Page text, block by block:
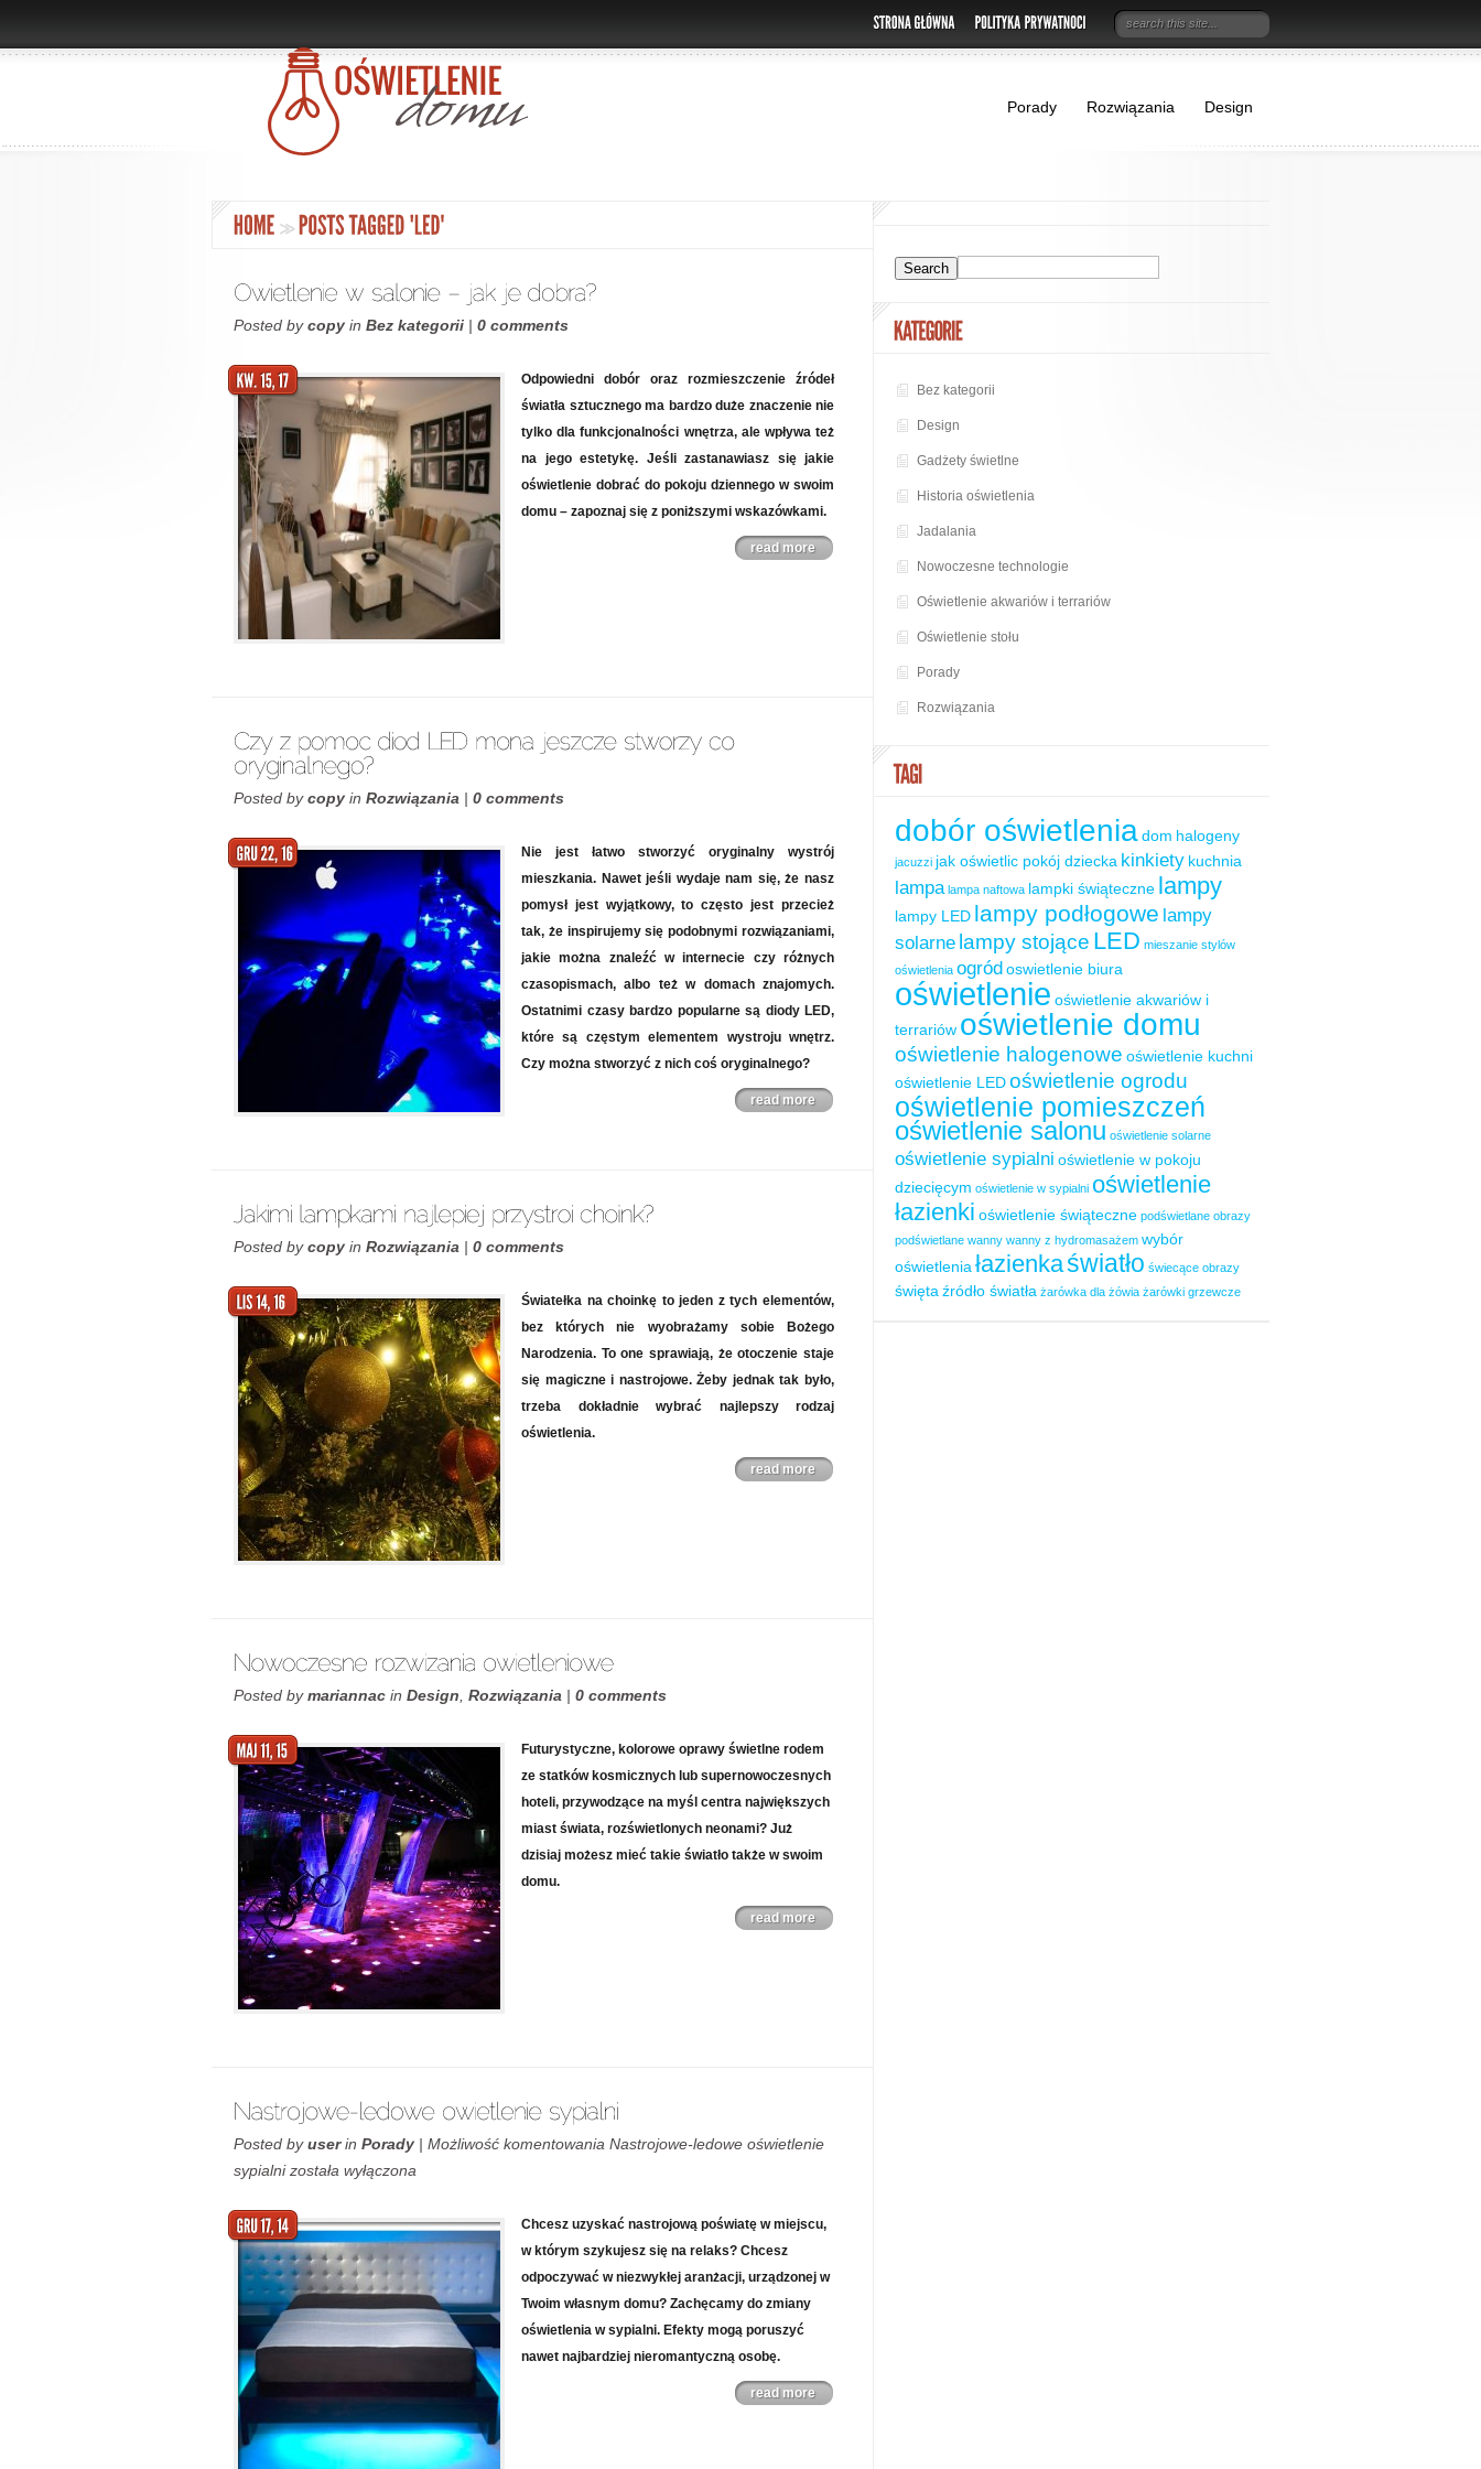
Porady Rozwiązania Design
Posted bycopy in Bez kategorii | 0 comments
Odpowiedni dobór oraz rozmieszczenie źródeł
światła sztucznego ma bardzo duże znaczenie nie
tylko dla funkcjonalności wnętrza, ale wpływa też
na jego estetykę. Jeśli zastanawiasz się jakie
oświetlenie dobrać do pokoju dziennego w swoim
domu – zapoznaj się z poniższymi wskazówkami.
read more
Posted bycopy in Rozwiązania | 0 comments
Nie jest łatwo stworzyć oryginalny wystrój
mieszkania. Nawet jeśli wydaje nam się, że nasz
pomysł jest wyjątkowy, to często jest przecież
tak, że inspirujemy się podobnymi rozwiązaniami,
jakie można znaleźć w internecie czy różnych
czasopismach, albo też w domach znajomych.
Ostatnimi czasy bardzo popularne są diody LED,
które są częstym elementem wystroju wnętrz.
Czy można stworzyć z nich coś oryginalnego?
read more
Posted bycopy in Rozwiązania | 0 comments
Światełka na choinkę to jeden z tych elementów,
bez których nie wyobrażamy sobie Bożego
Narodzenia. To one sprawiają, że otoczenie staje
się magiczne i nastrojowe. Żeby jednak tak było,
trzeba dokładnie wybrać najlepszy rodzaj
oświetlenia.
read more
Posted bymariannac in Design Rozwiązania | 0 comments
Futurystyczne, kolorowe oprawy świetlne rodem
ze statków kosmicznych lub supernowoczesnych
hoteli, przywodzące na myśl centra największych
miast świata, rozświetlonych neonami? Już
dzisiaj możesz mieć takie światło także w swoim
domu.
read more
Posted byuserin Porady | Możliwość komentowania Nastrojowe-ledowe oświetlenie
sypialnizostała wyłączona
Chcesz uzyskać nastrojową poświatę w miejscu,
w którym szykujesz się na relaks? Chcesz
odpoczywać w niezwykłej aranżacji, urządzonej w
Twoim własnym domu? Zachęcamy do zmiany
oświetlenia w sypialni. Efekty mogą poruszyć
nawet najbardziej nieromantyczną osobę.
read more
Bez kategorii
Design
Gadżety świetlne
Historia oświetlenia
Jadalania
Nowoczesne technologie
Oświetlenie akwariów i terrariów
Oświetlenie stołu
Porady
Rozwiązania
dobór oświetleniadom halogeny
jacuzzi jak oświetlic pokój dziecka kinkiety kuchnia
lampa lampa naftowa lampki świąteczne lampy
lampy LED lampy podłogowe lampy
solarne lampy stojące LED mieszanie stylów
oświetlenia ogród oswietlenie biura
oświetlenie oświetlenie akwariów i
terrariów oświetlenie domu
oświetlenie halogenowe oświetlenie kuchni
oświetlenie LEDoświetlenie ogrodu
oświetlenie pomieszczeń
oświetlenie salonu oświetlenie solarne
oświetlenie sypialni oświetlenie w pokoju
dziecięcym oświetlenie w sypialni oświetlenie
łazienki oświetlenie świąteczne podświetlane obrazy
podświetlane wanny wanny z hydromasażem wybór
oświetleniałazienkaświatło świecące obrazy
świętaźródło światła żarówka dla żówia żarówki grzewcze